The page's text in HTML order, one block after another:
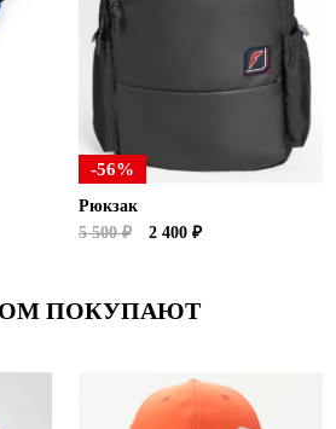
-56%
Рюкзак
5 500 ₽
2 400 ₽
ПОКУПАЮТ